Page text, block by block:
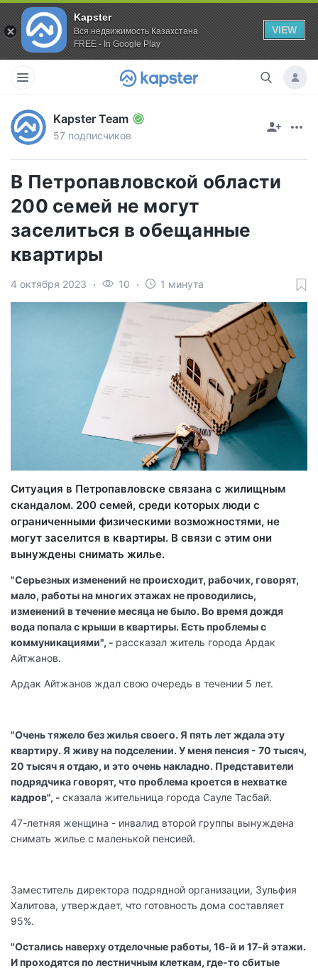
Kapster
Вся недвижимость Казахстана
FREE - In Google Play
VIEW
Kapster Team
57 подписчиков
В Петропавловской области
200 семей не могут
заселиться в обещанные
квартиры
4 октября 2023 10 1 минута
Ситуация в Петропавловске связана с жилищным
скандалом. 200 семей, среди которых люди с
ограниченными физическими возможностями, не
могут заселится в квартиры. В связи с этим они
вынуждены снимать жилье.
"Серьезных изменений не происходит, рабочих, говорят,
мало, работы на многих этажах не проводились,
изменений в течение месяца не было. Во время дождя
вода попала с крыши в квартиры. Есть проблемы с
коммуникациями", - рассказал житель города Ардак
Айтжанов.
Ардак Айтжанов ждал свою очередь в течении 5 лет.
"Очень тяжело без жилья своего. Я пять лет ждала эту
квартиру. Я живу на подселении. У меня пенсия - 70 тысяч,
20 тысяч я отдаю, и это очень накладно. Представители
подрядчика говорят, что проблема кроется в нехватке
кадров", - сказала жительница города Сауле Тасбай.
47-летняя женщина - инвалид второй группы вынуждена
снимать жилье с маленькой пенсией.
Заместитель директора подрядной организации, Зульфия
Халитова, утверждает, что готовность дома составляет
95%.
"Остались наверху отделочные работы, 16-й и 17-й этажи.
И проходятся по лестничным клеткам, где-то сбитые